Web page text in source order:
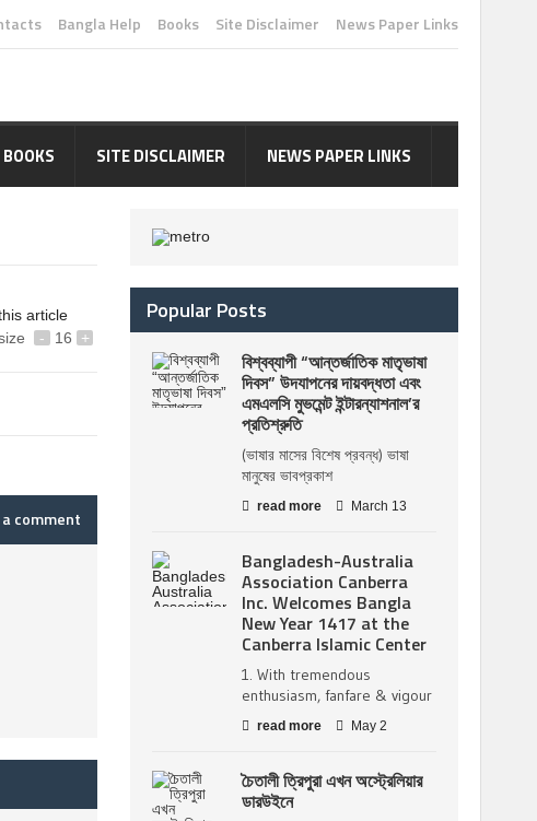
Bangla Help Books Site Disclaimer News Paper Links
BOOKS SITE DISCLAIMER NEWS PAPER LINKS
article
- 16 +
comment
Popular Posts
বিশ্বব্যাপী “আন্তর্জাতিক মাতৃভাষা
দিবস” উদযাপনের দায়বদ্ধতা এবং
এমএলসি মুভমেন্ট ইন্টারন্যাশনাল’র
প্রতিশ্রুতি
(ভাষার মাসের বিশেষ প্রবন্ধ) ভাষা
মানুষের ভাবপ্রকাশ
read more March 13
Bangladesh-Australia
Association Canberra
Inc. Welcomes Bangla
New Year 1417 at the
Canberra Islamic Center
1. With tremendous
enthusiasm, fanfare & vigour
read more May 2
চৈতালী ত্রিপুরা এখন অস্ট্রেলিয়ার
ডারউইনে